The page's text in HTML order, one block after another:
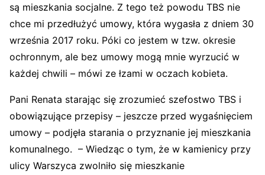
są mieszkania socjalne. Z tego też powodu TBS nie
chce mi przedłużyć umowy, która wygasła z dniem 30
września 2017 roku. Póki co jestem w tzw. okresie
ochronnym, ale bez umowy mogą mnie wyrzucić w
każdej chwili – mówi ze łzami w oczach kobieta.
Pani Renata starając się zrozumieć szefostwo TBS i
obowiązujące przepisy – jeszcze przed wygaśnięciem
umowy – podjęła starania o przyznanie jej mieszkania
komunalnego. – Wiedząc o tym, że w kamienicy przy
ulicy Warszyca zwolniło się mieszkanie